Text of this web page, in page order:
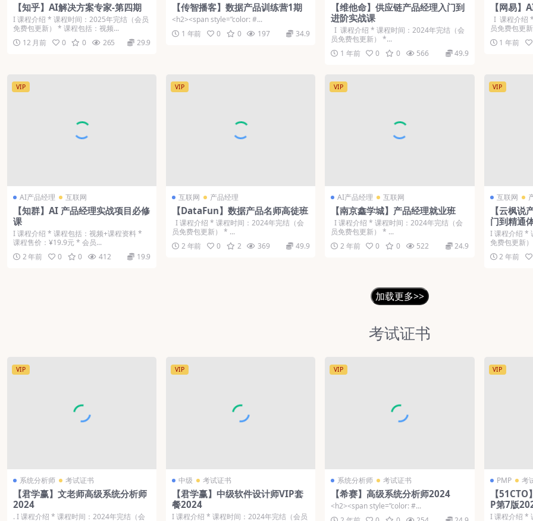
【知乎】AI解决方案专家-第四期
Ι 课程介绍 * 课程时间：2025年完结（会员
免费包更新） * 课程包括：视频...
12 月前
0 0 265 29.9
【传智播客】数据产品训练营1期
<h2><span style=”color: #...
1 年前
0 0 197 34.9
【维他命】供应链产品经理入门到
进阶实战课
Ι 课程介绍 * 课程时间：2024年完结（会
员免费包更新） *...
1 年前
0 0 566 49.9
【网易】
Ι 课程介绍
员免费包更
1 年前
VIP
AI产品经理 互联网
【知群】AI 产品经理实战项目必修
课
Ι 课程介绍 * 课程包括：视频+课程资料 *
课程售价：¥19.9元 * 会员...
2 年前
0 0 412 19.9
VIP
互联网 产品经理
【DataFun】数据产品名师高徒班
Ι 课程介绍 * 课程时间：2024年完结（会
员免费包更新） * ...
2 年前
0 2 369 49.9
VIP
AI产品经理 互联网
【南京鑫学城】产品经理就业班
Ι 课程介绍 * 课程时间：2024年完结（会
员免费包更新） * ...
2 年前
0 0 522 24.9
VIP
互联网
【云枫说
门到精通
Ι 课程介绍 *
免费包更新
2 年前
加载更多>>
考试证书
VIP
系统分析师 考试证书
【君学赢】文老师高级系统分析师
2024
. Ι 课程介绍 * 课程时间：2024年完结（会
VIP
中级 考试证书
【君学赢】中级软件设计师VIP套
餐2024
Ι 课程介绍 * 课程时间：2024年完结（会员
VIP
系统分析师 考试证书
【希赛】高级系统分析师2024
<h2><span style=”color: #...
VIP
PMP 考
【
P第7版
Ι 课程介绍 *